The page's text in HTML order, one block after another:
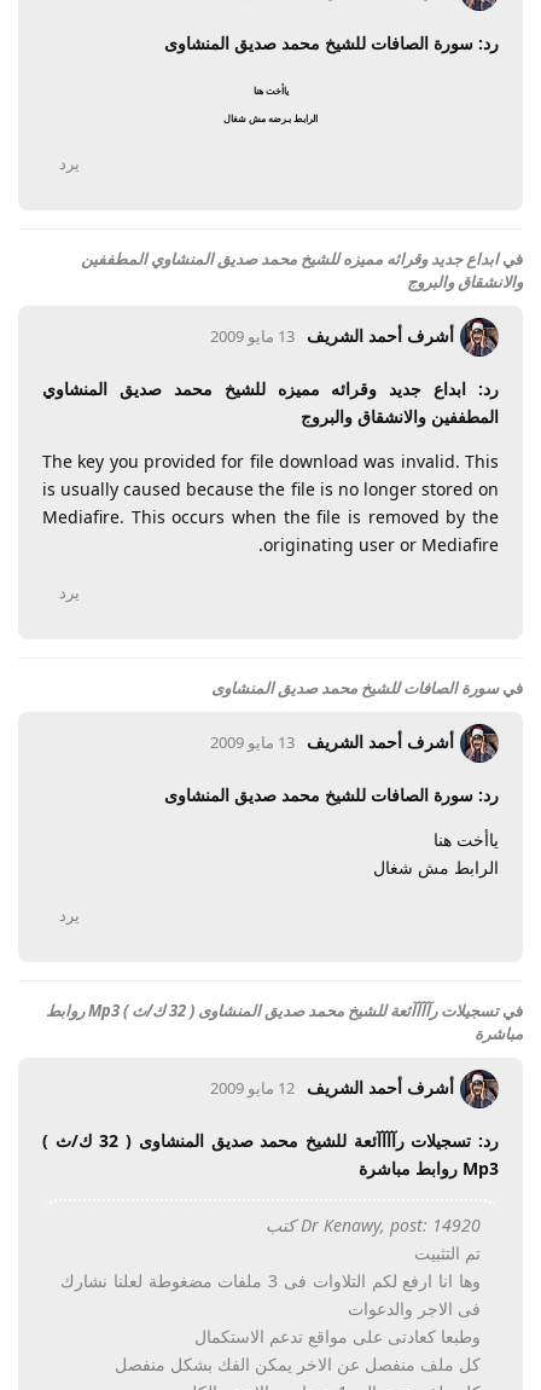
رد: سورة الصافات للشيخ محمد صديق المنشاوى
ياأخت هنا
الرابط بـرضه مش شغال
يرد
فيابداع جديد وقرائه مميزه للشيخ محمد صديق المنشاوي المطففين
والانشقاق والبروج
أشرف أحمد الشريف 13 مايو 2009
رد: ابداع جديد وقرائه مميزه للشيخ محمد صديق المنشاوي
المطففين والانشقاق والبروج
The key you provided for file download was invalid. This
is usually caused because the file is no longer stored on
Mediafire. This occurs when the file is removed by the
originating user or Mediafire.
يرد
فيسورة الصافات للشيخ محمد صديق المنشاوى
أشرف أحمد الشريف 13 مايو 2009
رد: سورة الصافات للشيخ محمد صديق المنشاوى
ياأخت هنا
الرابط مش شغال
يرد
في
تسجيلات رآآآآئعة للشيخ محمد صديق المنشاوى ( 32 ك/ث ) Mp3 روابط
مباشرة
أشرف أحمد الشريف 12 مايو 2009
رد: تسجيلات رآآآآئعة للشيخ محمد صديق المنشاوى ( 32 ك/ث )
Mp3 روابط مباشرة
Dr Kenawy, post: 14920 كتب
تم التثبيت
وها انا ارفع لكم التلاوات فى 3 ملفات مضغوطة لعلنا نشارك
فى الاجر والدعوات
وطبعا كعادتى على مواقع تدعم الاستكمال
كل ملف منفصل عن الاخر يمكن الفك بشكل منفصل